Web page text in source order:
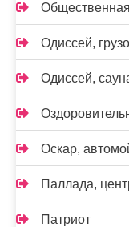
Одиссей,
Одиссей,
Оскар,
Паллада,
Патриот